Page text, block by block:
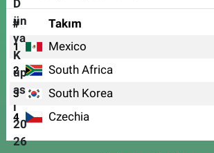
# Takım
1 Mexico
2 South Africa
3 South Korea
4 Czechia